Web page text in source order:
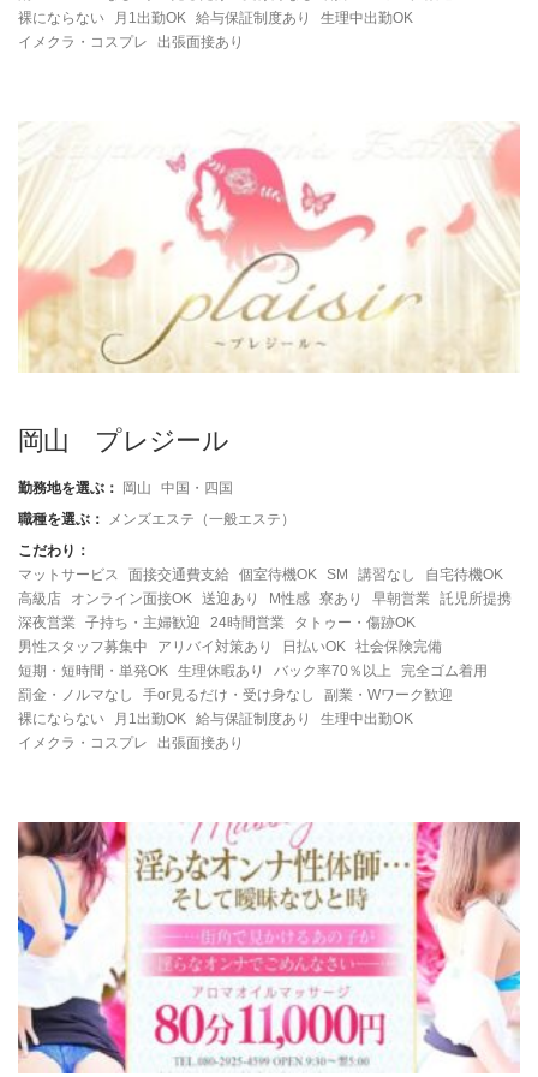
裸にならない
月1出勤OK 給与保証制度あり
生理中出勤OK
イメクラ・コスプレ
出張面接あり
岡山 プレジール
勤務地を選ぶ： 岡山
中国・四国
職種を選ぶ：
メンズエステ（一般エステ）
こだわり：
マットサービス
面接交通費支給 個室待機OK SM 講習なし
自宅待機OK
高級店
オンライン面接OK 送迎あり M性感 寮あり 早朝営業 託児所提携
深夜営業 子持ち・主婦歓迎 24時間営業
タトゥー・傷跡OK
男性スタッフ募集中
アリバイ対策あり 日払いOK 社会保険完備
短期・短時間・単発OK 生理休暇あり バック率70％以上
完全ゴム着用
罰金・ノルマなし
手or見るだけ・受け身なし
副業・Wワーク歓迎
裸にならない
月1出勤OK 給与保証制度あり
生理中出勤OK
イメクラ・コスプレ
出張面接あり